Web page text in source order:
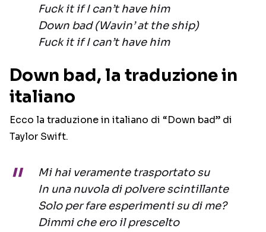
Fuck it if I can’t have him
Down bad (Wavin’ at the ship)
Fuck it if I can’t have him
Down bad, la traduzione in
italiano
Ecco la traduzione in italiano di “Down bad” di
Taylor Swift.
Mi hai veramente trasportato su
In una nuvola di polvere scintillante
Solo per fare esperimenti su di me?
Dimmi che ero il prescelto